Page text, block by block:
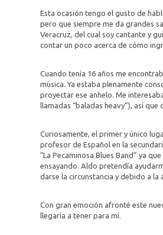
Esta ocasión tengo el gusto de
pero que siempre me da grandes
Veracruz, del cual soy cantante y
contar un poco acerca de cómo
Cuando tenía 16 años me
música. Ya estaba plenamente
proyectar ese anhelo. Me
llamadas “baladas heavy”), así
Curiosamente, el primer y único
profesor de Español en la
“La Pecaminosa Blues Band” ya
ensayando. Aldo pretendía
darse la circunstancia y debido a
Con gran emoción afronté este
llegaría a tener para mí.